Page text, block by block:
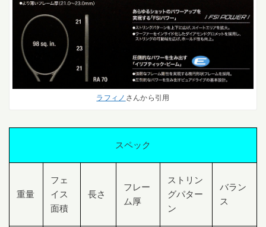
ラフィノ さんから引用
スペック
重量
フェ
イス
面積
長さ
フレー
ム厚
ストリン
グパター
ン
バラン
ス